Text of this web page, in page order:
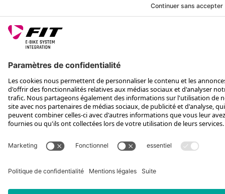
*Prix conseillé avec TVA. Hors frais de transport
Rotax Bike Technology AG © 2025